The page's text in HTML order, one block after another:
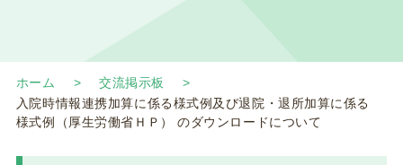
ホーム
交流掲示板
入院時情報連携加算に係る様式例及び退院・退所加算に係る
様式例（厚生労働省ＨＰ） のダウンロードについて